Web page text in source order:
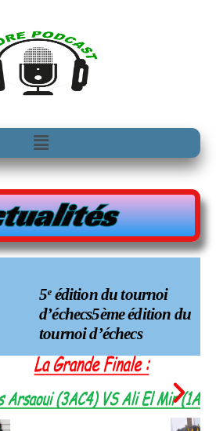
Menu
5ᵉ édition du tournoi
d’échecs5ème édition du
tournoi d’échecs